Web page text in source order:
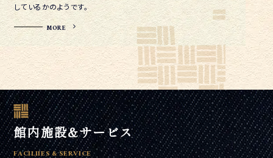
しているかのようです。
MORE
館内施設&サービス
FACILIIES & SERVICE